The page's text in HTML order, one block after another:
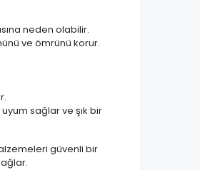
neden olabilir.
ve ömrünü korur.
sağlar ve şık bir
güvenli bir